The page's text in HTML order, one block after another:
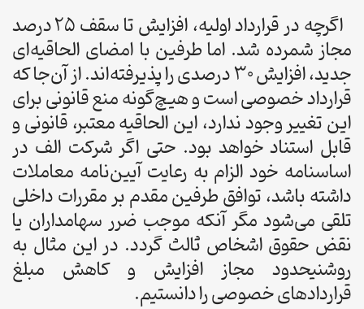
اگرچه در قرارداد اولیه، افزایش تا سقف ۲۵ درصد
مجاز شمرده شد. اما طرفین با امضای الحاقیه‌ای
جدید، افزایش ۳۰ درصدی را پذیرفته‌اند. از آن‌جا که
قرارداد خصوصی است و هیچ‌گونه منع قانونی برای
این تغییر وجود ندارد، این الحاقیه معتبر، قانونی و
قابل استناد خواهد بود. حتی اگر شرکت الف در
اساسنامه خود الزام به رعایت آیین‌نامه معاملات
داشته باشد، توافق طرفین مقدم بر مقررات داخلی
تلقی می‌شود مگر آنکه موجب ضرر سهامداران یا
نقض حقوق اشخاص ثالث گردد. در این مثال به
روشنیحدود مجاز افزایش و کاهش مبلغ
قراردادهای خصوصی را دانستیم.